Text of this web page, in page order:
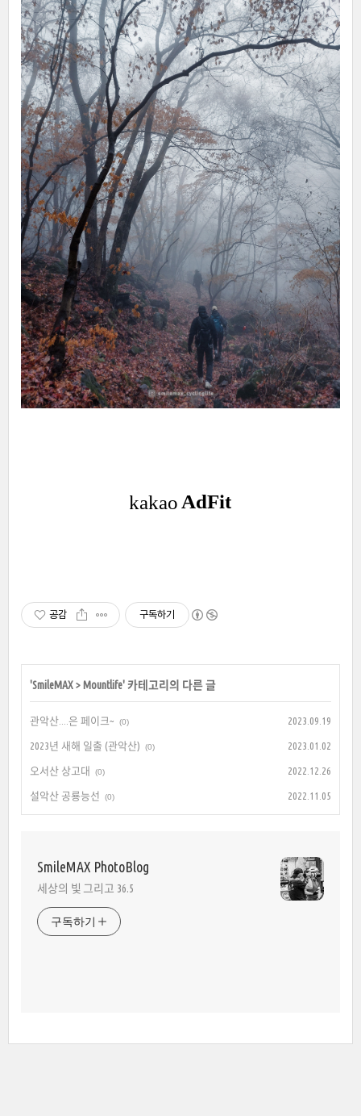
공감 구독하기
'SmileMAX>Mountlife' 카테고리의 다른 글
관악산....은 페이크~ (0) 2023.09.19
2023년 새해 일출 (관악산) (0) 2023.01.02
오서산 상고대 (0) 2022.12.26
설악산 공룡능선 (0) 2022.11.05
SmileMAX PhotoBlog
세상의 빛 그리고 36.5
구독하기